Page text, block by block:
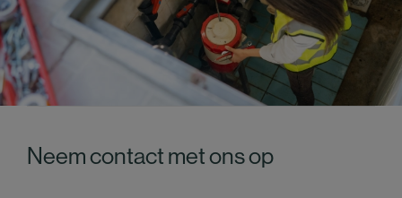
Neem contact met ons op